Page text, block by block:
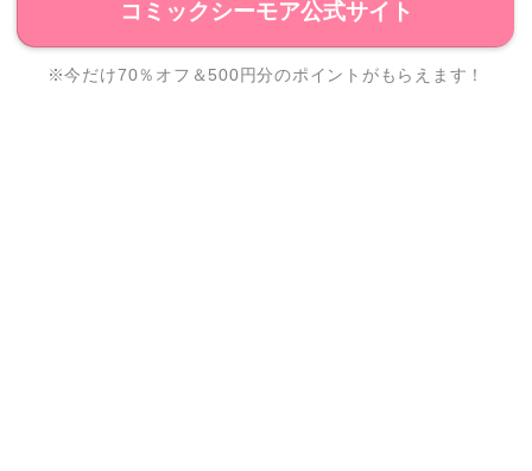
コミックシーモア公式サイト
※今だけ70％オフ＆500円分のポイントがもらえます！